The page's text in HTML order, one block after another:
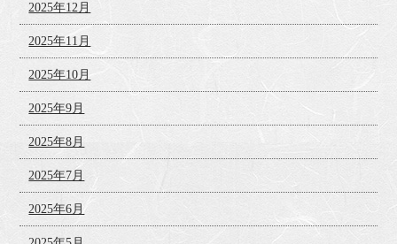
2025年12月
2025年11月
2025年10月
2025年9月
2025年8月
2025年7月
2025年6月